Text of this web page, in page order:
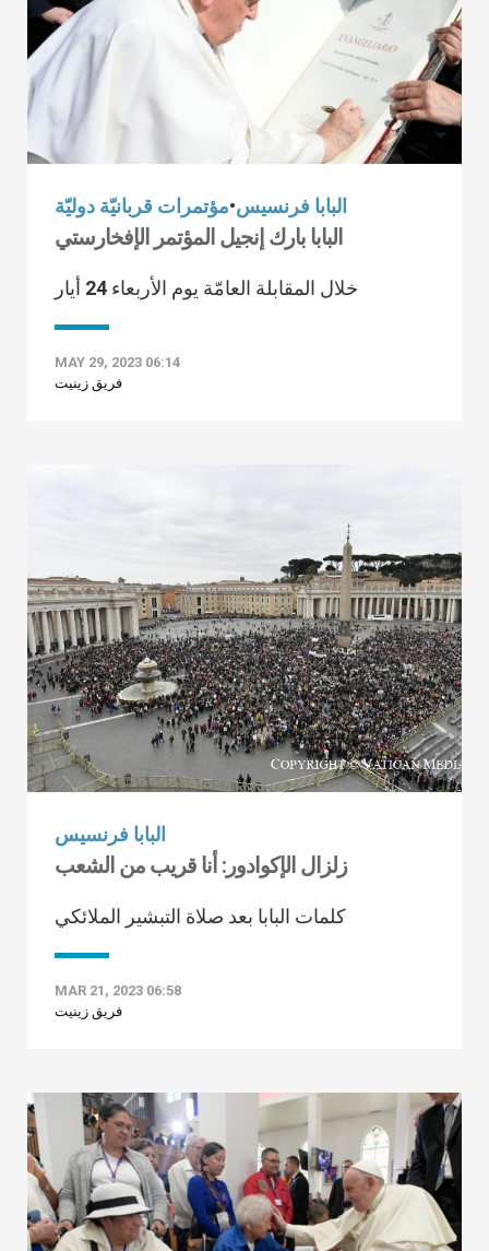
البابا فرنسيس•مؤتمرات قربانيّة دوليّة
البابا بارك إنجيل المؤتمر الإفخارستي
خلال المقابلة العامّة يوم الأربعاء 24 أيار
MAY 29, 2023 06:14
فريق زينيت
البابا فرنسيس
زلزال الإكوادور: أنا قريب من الشعب
كلمات البابا بعد صلاة التبشير الملائكي
MAR 21, 2023 06:58
فريق زينيت